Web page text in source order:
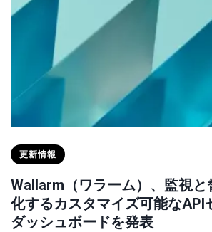
更新情報
Wallarm（ワラーム）、監視と
化するカスタマイズ可能なAPI
ダッシュボードを発表